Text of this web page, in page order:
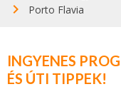
Porto Flavia
INGYENES
ÉS ÚTI TIPPEK!